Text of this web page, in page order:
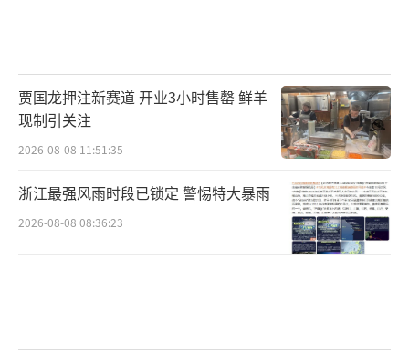
贾国龙押注新赛道 开业3小时售罄 鲜羊
现制引关注
2026-08-08 11:51:35
浙江最强风雨时段已锁定 警惕特大暴雨
2026-08-08 08:36:23